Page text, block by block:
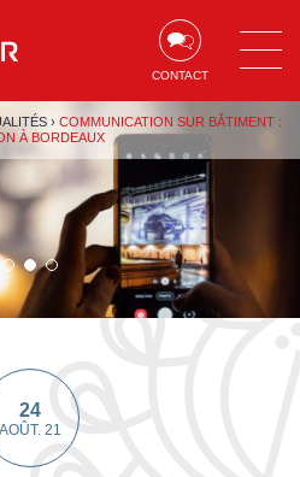
Aller à la recherche
CONTACT
› COMMUNICATION SUR BÂTIMENT :
À BORDEAUX
sur
1
3
24
AOÛT. 21